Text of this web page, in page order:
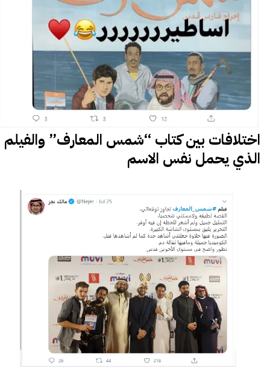
اختلافات بين كتاب “شمس المعارف” والفيلم
الذي يحمل نفس الاسم